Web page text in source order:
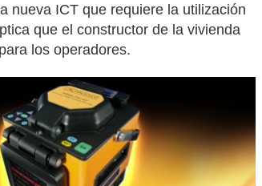
nueva ICT que requiere la utilización
que el constructor de la vivienda
los operadores.